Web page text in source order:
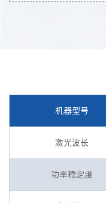
机器型号
激光波长
功率稳定度